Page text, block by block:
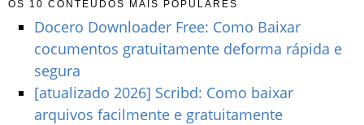
OS 10 CONTEÚDOS MAIS POPULARES
Docero Downloader Free: Como Baixar
cocumentos gratuitamente deforma rápida e
segura
[atualizado 2026] Scribd: Como baixar
arquivos facilmente e gratuitamente